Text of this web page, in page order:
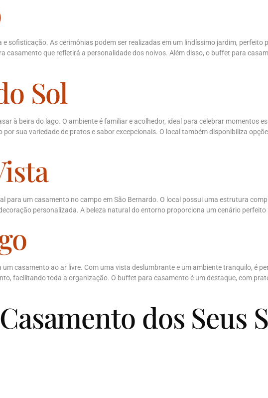
sofisticação. As cerimônias podem ser realizadas em um lindíssimo jardim, perfeito
casamento que refletirá a personalidade dos noivos. Além disso, o buffet para
Sol
à beira do lago. O ambiente é familiar e acolhedor, ideal para celebrar momentos
sua variedade de pratos e sabor excepcionais. O local também disponibiliza
para um casamento no campo em São Bernardo. O local possui uma estrutura
personalizada. A beleza natural do entorno proporciona um cenário
casamento ao ar livre. Com uma vista deslumbrante e um ambiente tranquilo, é
facilitando toda a organização. O buffet para casamento é um destaque, com
dos Seus